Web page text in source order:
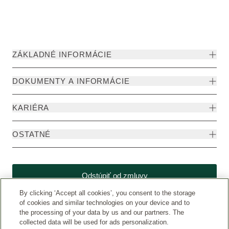
ZÁKLADNÉ INFORMÁCIE
DOKUMENTY A INFORMÁCIE
KARIÉRA
OSTATNÉ
Odstúpiť od zmluvy
By clicking ‘Accept all cookies’, you consent to the storage
of cookies and similar technologies on your device and to
the processing of your data by us and our partners. The
collected data will be used for ads personalization.